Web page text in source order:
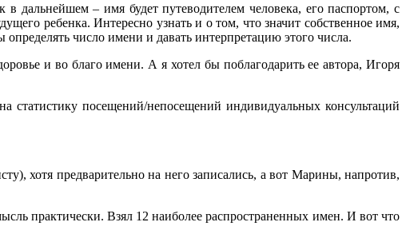
дальнейшем – имя будет путеводителем человека, его паспортом, с
ребенка. Интересно узнать и о том, что значит собственное имя,
число имени и давать интерпретацию этого числа.
и во благо имени. А я хотел бы поблагодарить ее автора, Игоря
статистику посещений/непосещений индивидуальных консультаций
хотя предварительно на него записались, а вот Марины, напротив,
практически. Взял 12 наиболее распространенных имен. И вот что